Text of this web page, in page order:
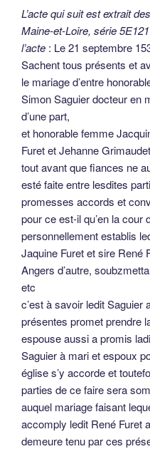
L’acte qui suit est extrait
Maine-et-Loire, série
l’acte : Le 21 septembre
Sachent tous présents et
le mariage d’entre
Simon Saguier docteur en
d’une part,
et honorable femme
Furet et Jehanne
tout avant que fiances ne
esté faite entre lesdites
promesses accords et
pour ce est-il qu’en la
personnellement establis
Jaquine Furet et sire René
Angers d’autre,
etc
c’est à savoir ledit Saguier
présentes promet prendre
espouse aussi a promis
Saguier à mari et espoux
église s’y accorde et
parties de ce faire sera
auquel mariage faisant
accomply ledit René Furet
demeure tenu par ces